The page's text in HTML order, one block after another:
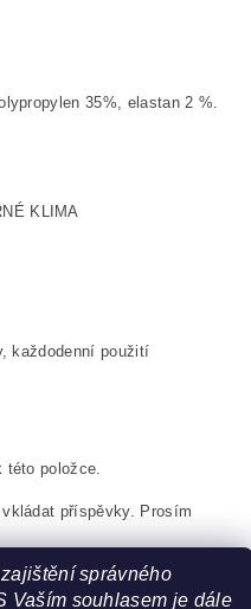
35%, elastan 2 %.
KLIMA
každodenní použití
této položce.
příspěvky. Prosím
63 Česká republika,
správného
Vaším souhlasem je dále